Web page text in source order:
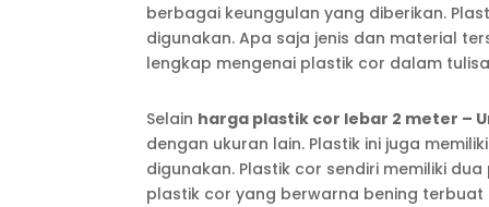
berbagai keunggulan yang diberikan.
digunakan. Apa saja jenis dan material
lengkap mengenai plastik cor dalam
Selain harga plastik cor lebar 2 meter –
dengan ukuran lain. Plastik ini juga
digunakan. Plastik cor sendiri memiliki
plastik cor yang berwarna bening